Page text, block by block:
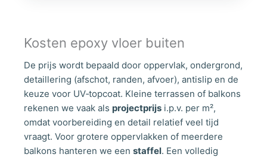
Kosten epoxy vloer buiten
De prijs wordt bepaald door oppervlak, ondergrond,
detaillering (afschot, randen, afvoer), antislip en de
keuze voor UV‑topcoat. Kleine terrassen of balkons
rekenen we vaak als projectprijs i.p.v. per m²,
omdat voorbereiding en detail relatief veel tijd
vraagt. Voor grotere oppervlakken of meerdere
balkons hanteren we een staffel. Een volledig